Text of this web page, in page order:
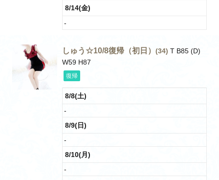
8/14(金)
-
しゅう☆10/8復帰（初日） (34) T B85 (D)
W59 H87
復帰
8/8(土)
-
8/9(日)
-
8/10(月)
-